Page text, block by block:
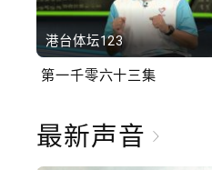
港台体坛123
第一千零六十三集
最新声音